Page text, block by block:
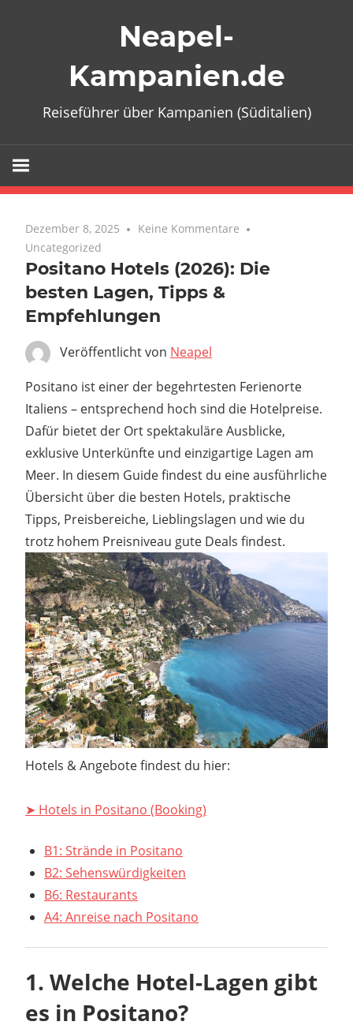
Neapel-
Kampanien.de
Reiseführer über Kampanien (Süditalien)
Dezember 8, 2025
Keine Kommentare
Uncategorized
Positano Hotels (2026): Die
besten Lagen, Tipps &
Empfehlungen
Veröffentlicht von Neapel
Positano ist einer der begehrtesten Ferienorte
Italiens – entsprechend hoch sind die Hotelpreise.
Dafür bietet der Ort spektakuläre Ausblicke,
exklusive Unterkünfte und einzigartige Lagen am
Meer. In diesem Guide findest du eine ausführliche
Übersicht über die besten Hotels, praktische
Tipps, Preisbereiche, Lieblingslagen und wie du
trotz hohem Preisniveau gute Deals findest.
Hotels & Angebote findest du hier:
➤ Hotels in Positano (Booking)
B1: Strände in Positano
B2: Sehenswürdigkeiten
B6: Restaurants
A4: Anreise nach Positano
1. Welche Hotel-Lagen gibt
es in Positano?